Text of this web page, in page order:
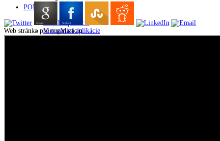
PONUKA
Joomla aplikácie
VirtueMart aplikácie
Web stránka pre organizáciu